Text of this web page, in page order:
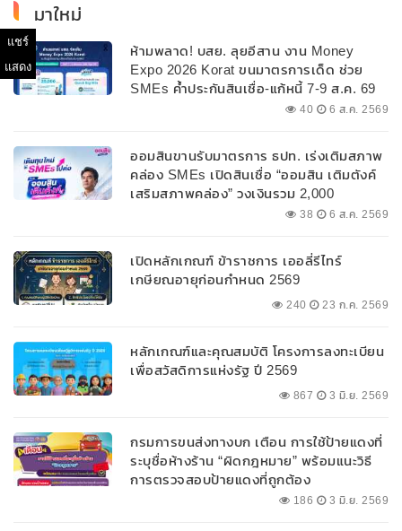
แชร์
แสดง
มาใหม่
ห้ามพลาด! บสย. ลุยอีสาน งาน Money
Expo 2026 Korat ขนมาตรการเด็ด ช่วย
SMEs ค้ำประกันสินเชื่อ-แก้หนี้ 7-9 ส.ค. 69
40 6 ส.ค. 2569
ออมสินขานรับมาตรการ ธปท. เร่งเติมสภาพ
คล่อง SMEs เปิดสินเชื่อ “ออมสิน เติมตังค์
เสริมสภาพคล่อง” วงเงินรวม 2,000
ลบ.สนับสนุนเงินทุนหมุนเวียนวงเงินกู้สูงสุด
38 6 ส.ค. 2569
เปิดหลักเกณฑ์ ข้าราชการ เออลี่รีไทร์
เกษียณอายุก่อนกำหนด 2569
240 23 ก.ค. 2569
หลักเกณฑ์และคุณสมบัติ โครงการลงทะเบียน
เพื่อสวัสดิการแห่งรัฐ ปี 2569
867 3 มิ.ย. 2569
กรมการขนส่งทางบก เตือน การใช้ป้ายแดงที่
ระบุชื่อห้างร้าน “ผิดกฎหมาย” พร้อมแนะวิธี
การตรวจสอบป้ายแดงที่ถูกต้อง
186 3 มิ.ย. 2569